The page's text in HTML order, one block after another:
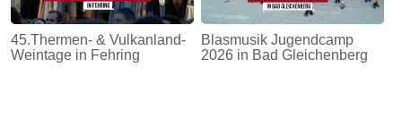
45.Thermen- & Vulkanland-
Weintage in Fehring
Blasmusik Jugendcamp
2026 in Bad Gleichenberg